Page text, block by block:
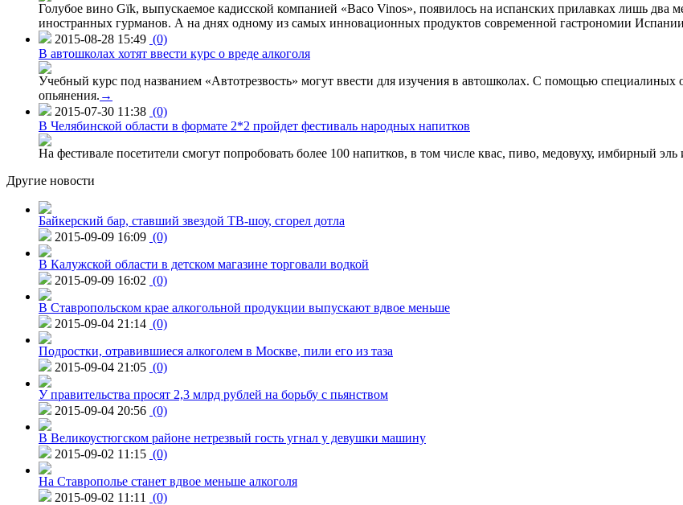
Голубое вино Gïk, выпускаемое кадисской компанией «Baco Vinos», появилось на испанских прилавках лишь два
иностранных гурманов. А на днях одному из самых инновационных продуктов современной гастрономии
2015-08-28 15:49 (0)
В автошколах хотят ввести курс о вреде алкоголя
Учебный курс под названием «Автотрезвость» могут ввести для изучения в автошколах. С помощью специалиных
опьянения. →
2015-07-30 11:38 (0)
В Челябинской области в формате 2*2 пройдет фестиваль народных напитков
На фестивале посетители смогут попробовать более 100 напитков, в том числе квас, пиво, медовуху, имбирный
Другие новости
Байкерский бар, ставший звездой ТВ-шоу, сгорел дотла
2015-09-09 16:09 (0)
В Калужской области в детском магазине торговали водкой
2015-09-09 16:02 (0)
В Ставропольском крае алкогольной продукции выпускают вдвое меньше
2015-09-04 21:14 (0)
Подростки, отравившиеся алкоголем в Москве, пили его из таза
2015-09-04 21:05 (0)
У правительства просят 2,3 млрд рублей на борьбу с пьянством
2015-09-04 20:56 (0)
В Великоустюгском районе нетрезвый гость угнал у девушки машину
2015-09-02 11:15 (0)
На Ставрополье станет вдвое меньше алкоголя
2015-09-02 11:11
(0)